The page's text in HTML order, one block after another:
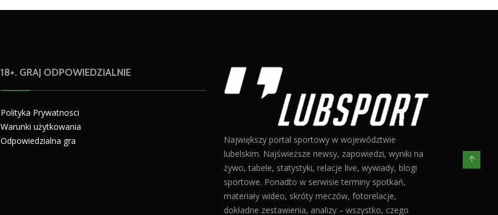
18+. GRAJ ODPOWIEDZIALNIE
Polityka Prywatnosci
Warunki użytkowania
Odpowiedzialna gra
Największy portal sportowy w województwie
lubelskim. Najświeższe newsy, zapowiedzi, wyniki na
żywo, tabele, statystyki, relacje live, wywiady, blogi
sportowe. Ponadto w serwisie terminy spotkań,
materiały wideo, skróty meczów, fotorelacje,
dokładne zestawienia, analizy – wszystko, czego